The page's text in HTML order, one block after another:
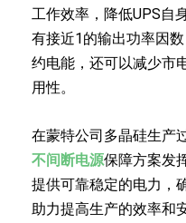
工作效率，降低UPS自
有接近1的输出功率因
约电能，还可以减少市
用性。
在蒙特公司多晶硅生产
不间断电源保障方案发
提供可靠稳定的电力，
助力提高生产的效率和